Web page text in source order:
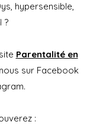
hypersensible,
?
Parentalité en
sur Facebook
: